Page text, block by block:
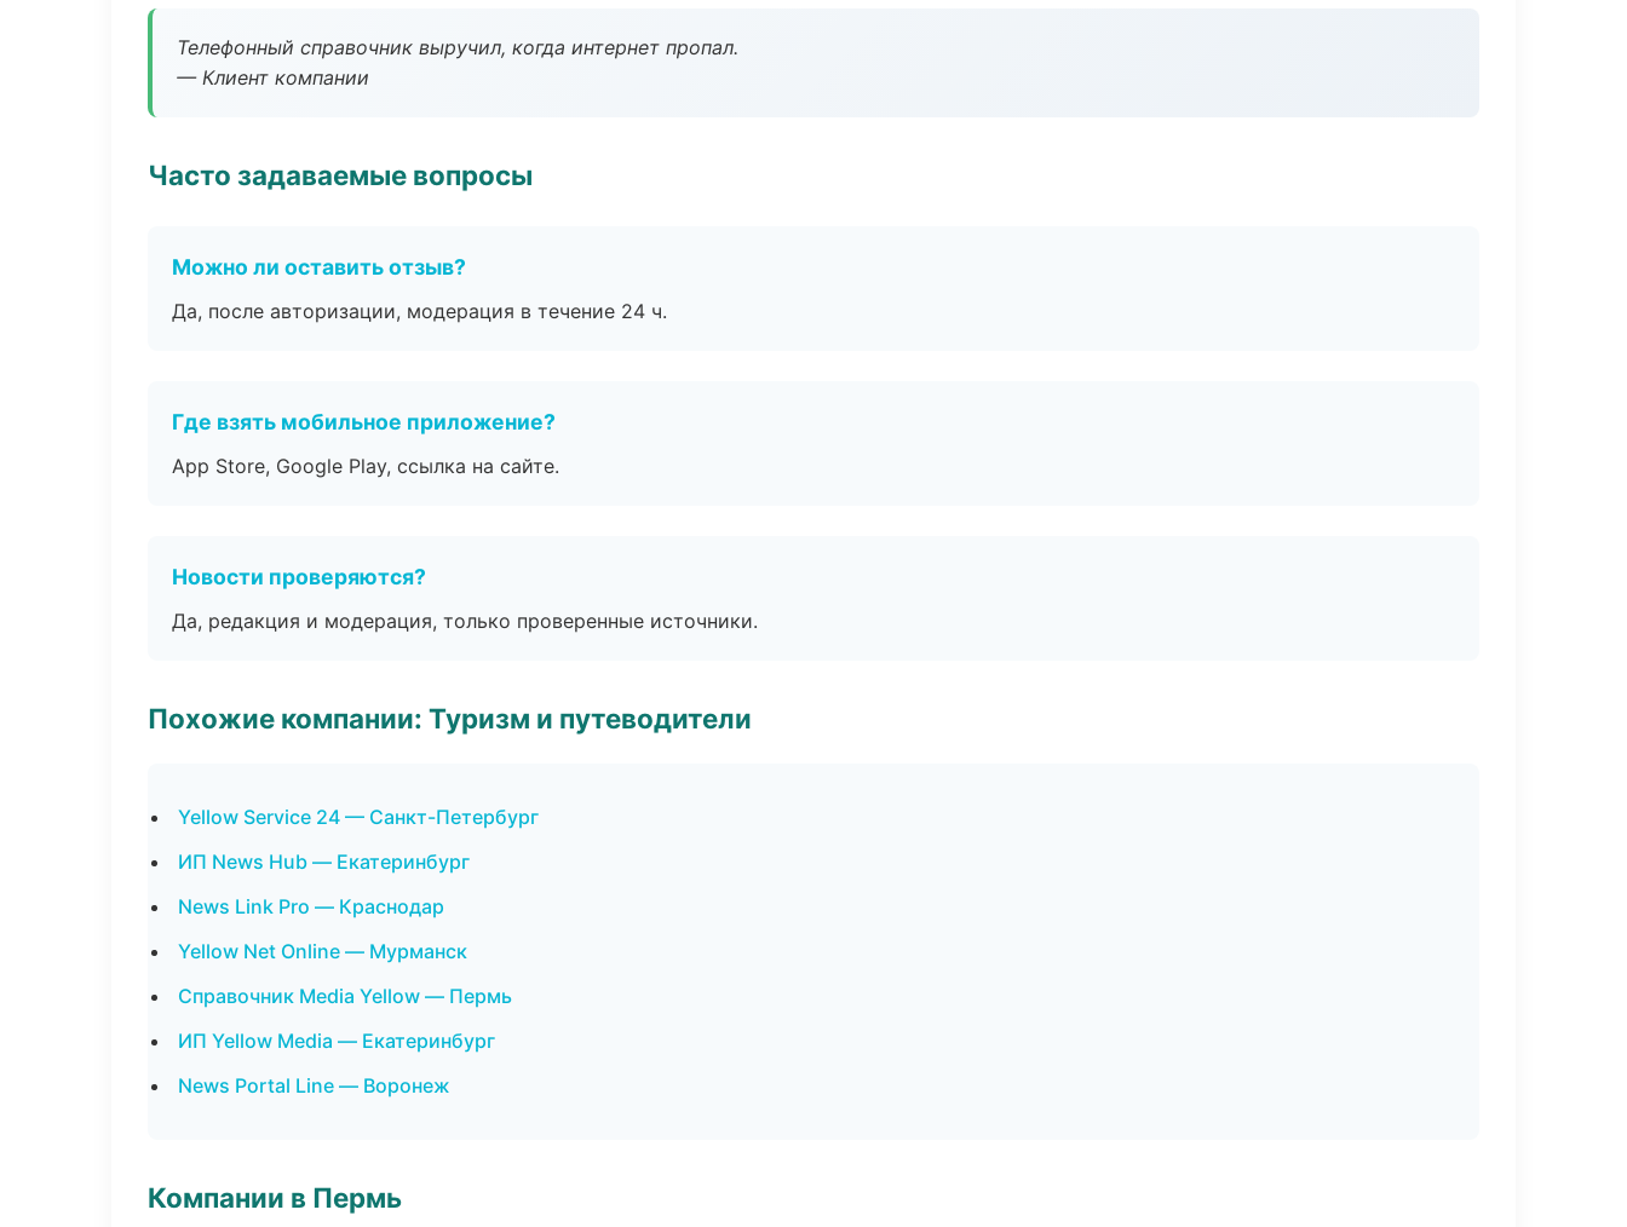
Телефонный справочник выручил, когда интернет пропал.
— Клиент компании
Часто задаваемые вопросы
Можно ли оставить отзыв?
Да, после авторизации, модерация в течение 24 ч.
Где взять мобильное приложение?
App Store, Google Play, ссылка на сайте.
Новости проверяются?
Да, редакция и модерация, только проверенные источники.
Похожие компании: Туризм и путеводители
Yellow Service 24 — Санкт-Петербург
ИП News Hub — Екатеринбург
News Link Pro — Краснодар
Yellow Net Online — Мурманск
Справочник Media Yellow — Пермь
ИП Yellow Media — Екатеринбург
News Portal Line — Воронеж
Компании в Пермь